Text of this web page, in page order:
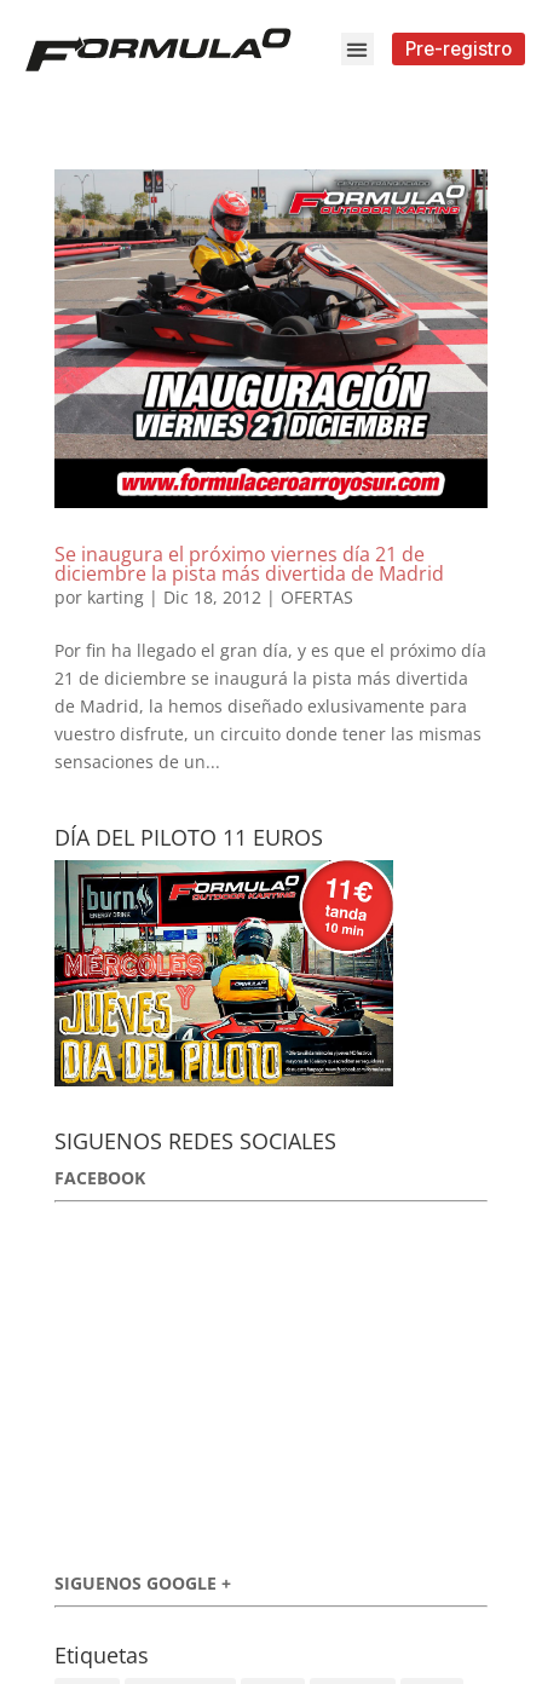
Pre-registro
Se inaugura el próximo viernes día 21 de
diciembre la pista más divertida de Madrid
por karting| Dic 18, 2012| OFERTAS
Por fin ha llegado el gran día, y es que el próximo día
21 de diciembre se inaugurá la pista más divertida
de Madrid, la hemos diseñado exlusivamente para
vuestro disfrute, un circuito donde tener las mismas
sensaciones de un...
DÍA DEL PILOTO 11 EUROS
SIGUENOS REDES SOCIALES
FACEBOOK
SIGUENOS GOOGLE +
Etiquetas